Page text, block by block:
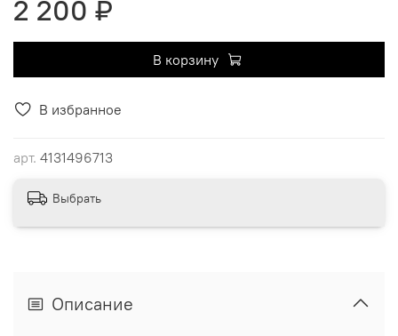
В избранное
арт. 4131496713
2 200 ₽
В корзину
Выбрать
Описание